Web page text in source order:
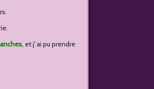
, et j' ai pu prendre